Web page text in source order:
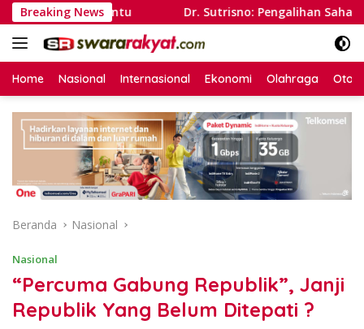
Langsung
ke
konten
Breaking News
Pintu Dr. Sutrisno: Pengalihan Saham Whoosh
Home Nasional Internasional Ekonomi Olahraga
Beranda Nasional
Nasional
“Percuma Gabung Republik”, Janji
Republik Yang Belum Ditepati ?